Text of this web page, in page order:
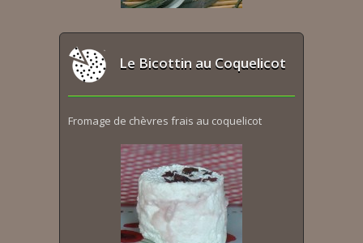
Le Bicottin au Coquelicot
Fromage de chèvres frais au coquelicot